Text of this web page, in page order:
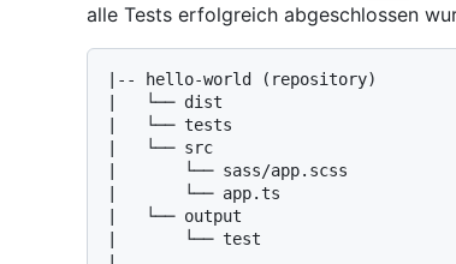
alle Tests erfolgreich abgeschlossen
|-- hello-world (repository)
|   └── dist
|   └── tests
|   └── src
|       └── sass/app.scss
|       └── app.ts
|   └── output
|       └── test